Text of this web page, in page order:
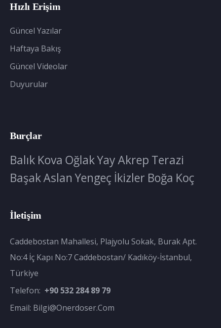
Hızlı Erişim
Güncel Yazılar
Haftaya Bakış
Güncel Videolar
Duyurular
Burçlar
Balık Kova OğlakYayAkrep Terazi
BaşakAslan Yengeç İkizler Boğa Koç
İletişim
Caddebostan Mahallesi, Plajyolu Sokak, Burak Apt.
No:4 İç Kapı No:7 Caddebostan/ Kadıköy-İstanbul,
Türkiye
Telefon: +90 532 284 89 79
Email: Bilgi@onerdoser.com